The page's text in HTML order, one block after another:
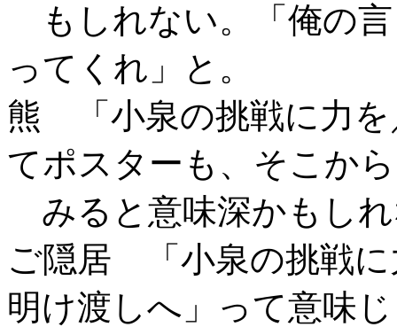
もしれない。「俺の
ってくれ」と。
熊 「小泉の挑戦に力を
てポスターも、そこから
みると意味深かもし
ご隠居 「小泉の挑戦に
明け渡しへ」って意味じ